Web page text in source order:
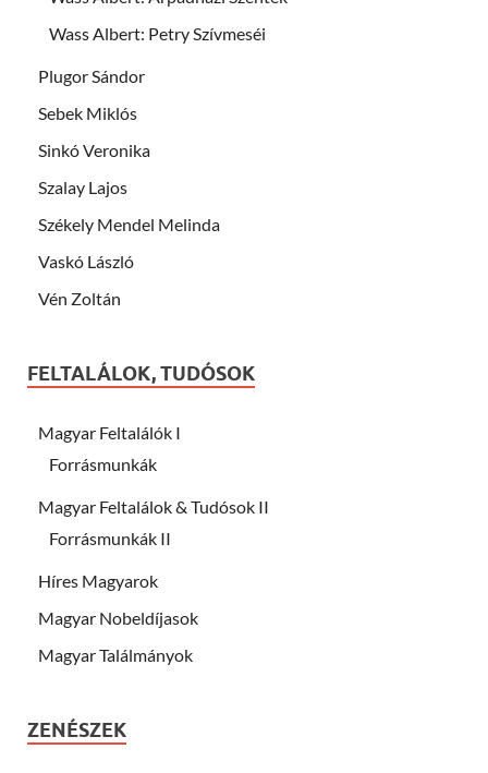
Wass Albert: Petry Szívmeséi
Plugor Sándor
Sebek Miklós
Sinkó Veronika
Szalay Lajos
Székely Mendel Melinda
Vaskó László
Vén Zoltán
FELTALÁLOK, TUDÓSOK
Magyar Feltalálók I
Forrásmunkák
Magyar Feltalálok & Tudósok II
Forrásmunkák II
Híres Magyarok
Magyar Nobeldíjasok
Magyar Találmányok
ZENÉSZEK